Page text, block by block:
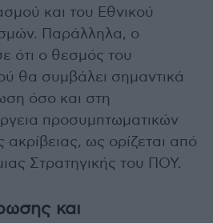
και του Εθνικού
Παράλληλα, ο
ότι ο θεσμός του
θα συμβάλει σημαντικά
όσο και στη
προσυμπτωματικών
ως ορίζεται από
Στρατηγικής του ΠΟΥ.
και